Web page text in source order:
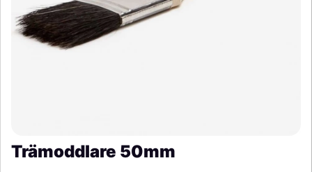
Trämoddlare 50mm